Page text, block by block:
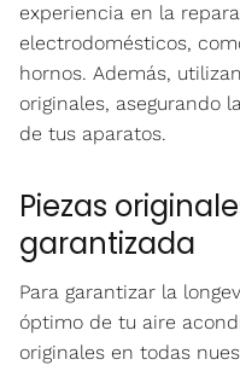
experiencia en la
electrodomésticos,
hornos. Además,
originales, asegurando
de tus aparatos.
Piezas
garantizada
Para garantizar la
óptimo de tu aire
originales en todas